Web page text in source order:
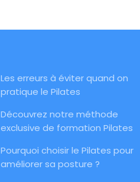
Les erreurs à éviter quand on
pratique le Pilates
Découvrez notre méthode
exclusive de formation Pilates
Pourquoi choisir le Pilates pour
améliorer sa posture ?